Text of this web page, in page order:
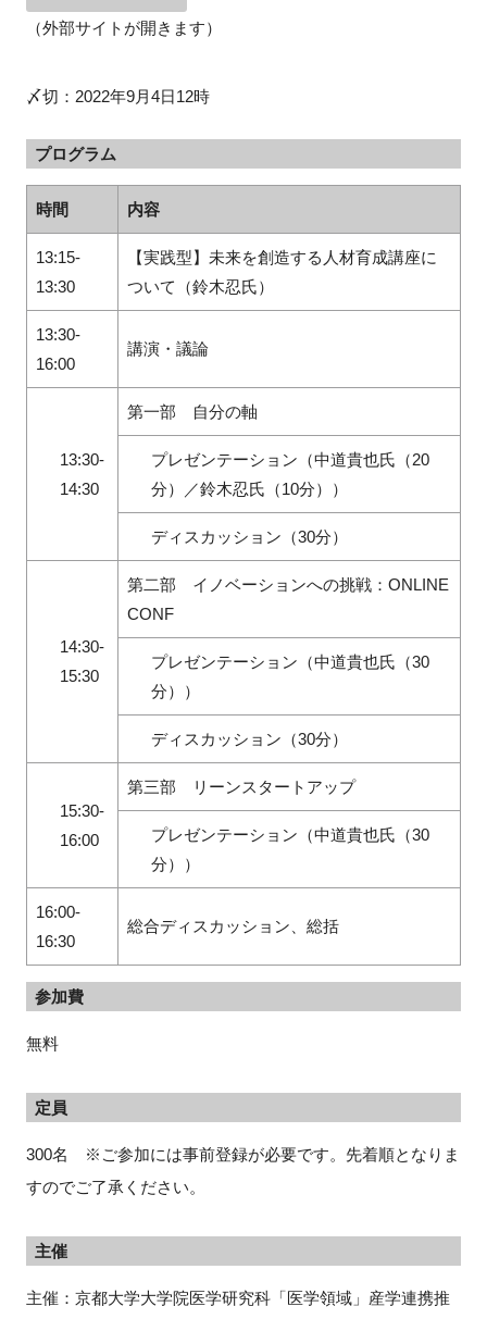
（外部サイトが開きます）
〆切：2022年9月4日12時
プログラム
時間 内容
13:15-
13:30
【実践型】未来を創造する人材育成講座に
ついて（鈴木忍氏）
13:30-
16:00
講演・議論
13:30-
14:30
第一部 自分の軸
プレゼンテーション（中道貴也氏（20
分）／鈴木忍氏（10分））
ディスカッション（30分）
14:30-
15:30
第二部 イノベーションへの挑戦：ONLINE
CONF
プレゼンテーション（中道貴也氏（30
分））
ディスカッション（30分）
15:30-
16:00
第三部 リーンスタートアップ
プレゼンテーション（中道貴也氏（30
分））
16:00-
16:30
総合ディスカッション、総括
参加費
無料
定員
300名 ※ご参加には事前登録が必要です。先着順となりま
すのでご了承ください。
主催
主催：京都大学大学院医学研究科「医学領域」産学連携推